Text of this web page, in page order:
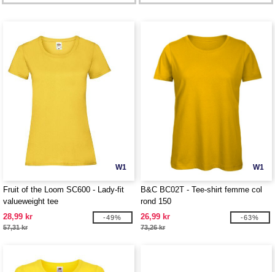
W1
Fruit of the Loom SC600 - Lady-fit
valueweight tee
28,99 kr
57,31 kr
-49%
W1
B&C BC02T - Tee-shirt femme col
rond 150
26,99 kr
73,26 kr
-63%